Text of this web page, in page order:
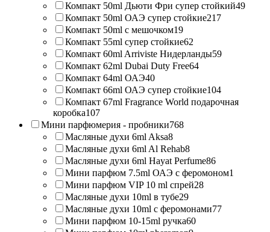
Компакт 50ml Дьюти Фри супер стойкий49
Компакт 50ml ОАЭ супер стойкие217
Компакт 50ml с мешочком19
Компакт 55ml супер стойкие62
Компакт 60ml Arriviste Нидерланды59
Компакт 62ml Dubai Duty Free64
Компакт 64ml ОАЭ40
Компакт 66ml ОАЭ супер стойкие104
Компакт 67ml Fragrance World подарочная
коробка107
Мини парфюмерия - пробники768
Масляные духи 6ml Aksa8
Масляные духи 6ml Al Rehab8
Масляные духи 6ml Hayat Perfume86
Мини парфюм 7.5ml ОАЭ с феромоном1
Мини парфюм VIP 10 ml спрей28
Масляные духи 10ml в тубе29
Масляные духи 10ml с феромонами77
Мини парфюм 10-15ml ручка60